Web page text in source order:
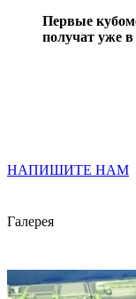
Первые
получат уже в
НАПИШИТЕ НАМ
Галерея